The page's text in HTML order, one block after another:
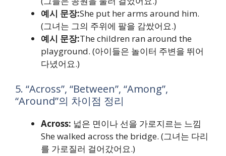
예시 문장:She put her arms around him.
(그녀는 그의 주위에 팔을 감쌌어요.)
예시 문장:The children ran around the
playground. (아이들은 놀이터 주변을 뛰어
다녔어요.)
5. “Across”, “Between”, “Among”,
“Around”의 차이점 정리
Across: 넓은 면이나 선을 가로지르는 느낌
She walked across the bridge. (그녀는 다리
를 가로질러 걸어갔어요.)